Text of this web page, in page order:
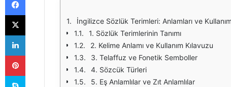
İngilizce Sözlük Terimleri: Anlamları ve
1. Sözlük Terimlerinin Tanımı
2. Kelime Anlamı ve Kullanım Kılavuzu
3. Telaffuz ve Fonetik Semboller
4. Sözcük Türleri
5. Eş Anlamlılar ve Zıt Anlamlılar
X
LinkedIn
Pinterest
Skype